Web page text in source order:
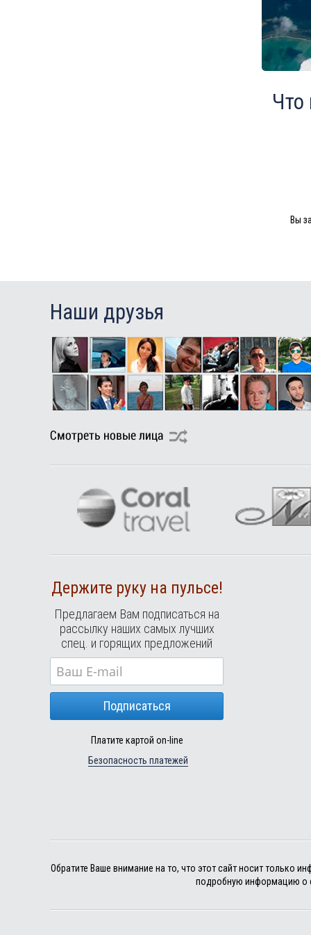
Вы
Наши друзья
Держите руку на пульсе!
Предлагаем Вам подписаться на
рассылку наших самых лучших
спец. и горящих предложений
Подписаться
Платите картой on-line
Безопасность платежей
Обратите Ваше внимание на то, что этот сайт носит только
подробную информацию о